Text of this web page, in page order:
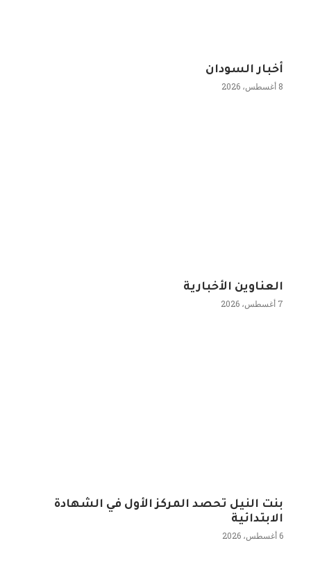
أخبار السودان
8 أغسطس، 2026
العناوين الأخبارية
7 أغسطس، 2026
بنت النيل تحصد المركز الأول في الشهادة
الابتدائية
6 أغسطس، 2026